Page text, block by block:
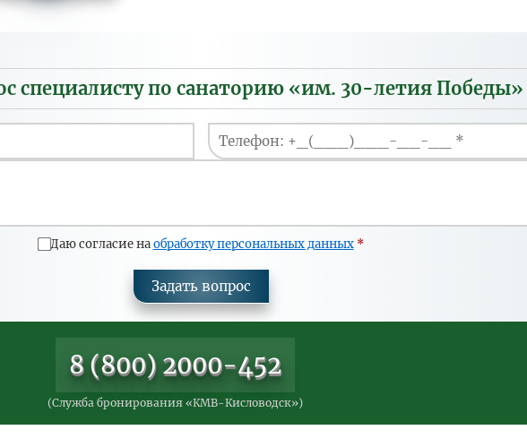
специалисту по санаторию «им. 30-летия Победы»
Даю согласие наобработку персональных данных
Задать вопрос
8 (800) 2000-452
(Служба бронирования «КМВ-Кисловодск»)